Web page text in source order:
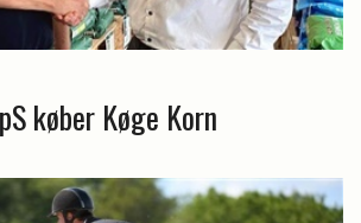
køber Køge Korn